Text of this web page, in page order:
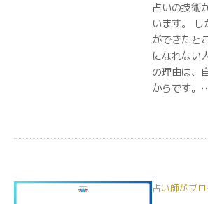
占いの技術
います。 し
ができたと
になれない
の理由は、
からです。
占い師がブ